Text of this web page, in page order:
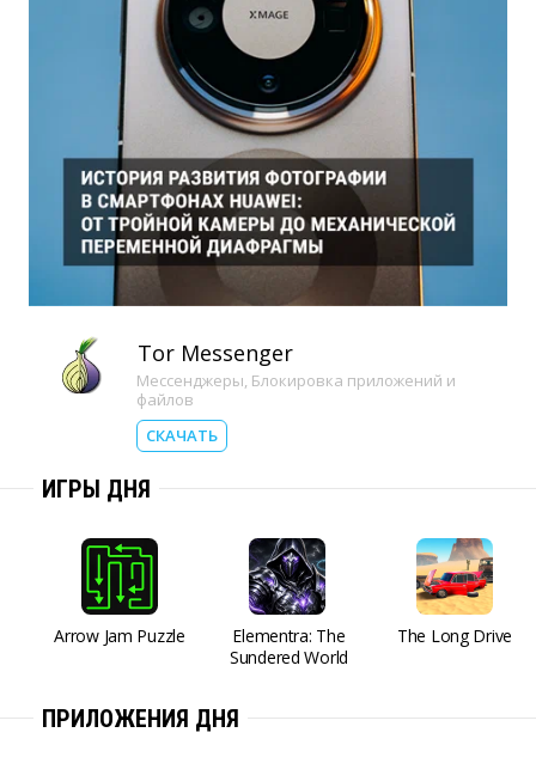
Tor Messenger
Мессенджеры, Блокировка приложений и
файлов
СКАЧАТЬ
ИГРЫ ДНЯ
Arrow Jam Puzzle
Elementra: The
Sundered World
The Long Drive
ПРИЛОЖЕНИЯ ДНЯ